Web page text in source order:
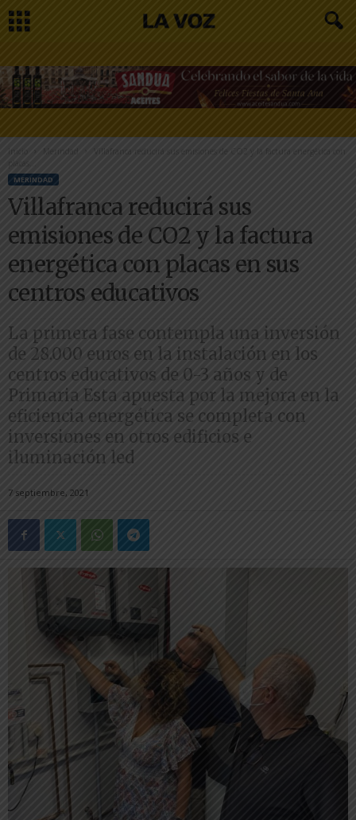
Inicio
Villafranca reducirá sus emisiones de CO2 y la factura energética con
MERINDAD
Villafranca reducirá sus
emisiones de CO2 y la factura
energética con placas en sus
centros educativos
La primera fase contempla una inversión
de 28.000 euros en la instalación en los
centros educativos de 0-3 años y de
Primaria Esta apuesta por la mejora en la
eficiencia energética se completa con
inversiones en otros edificios e
iluminación led
7 septiembre, 2021